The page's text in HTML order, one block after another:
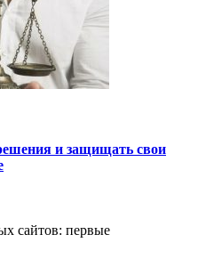
и защищать свои